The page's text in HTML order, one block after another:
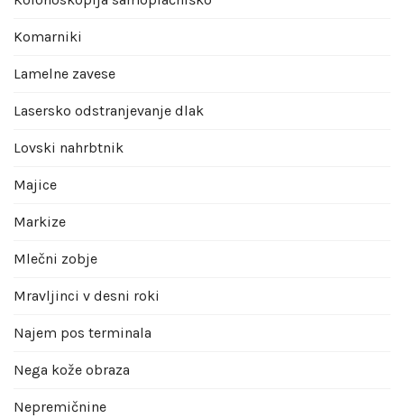
Komarniki
Lamelne zavese
Lasersko odstranjevanje dlak
Lovski nahrbtnik
Majice
Markize
Mlečni zobje
Mravljinci v desni roki
Najem pos terminala
Nega kože obraza
Nepremičnine